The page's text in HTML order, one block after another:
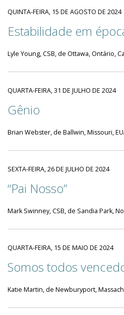
QUINTA-FEIRA, 15 DE AGOSTO DE 2024
Estabilidade em
Lyle Young, CSB, de Ottawa, Ontário,
QUARTA-FEIRA, 31 DE JULHO DE 2024
Gênio
Brian Webster, de Ballwin, Missouri,
SEXTA-FEIRA, 26 DE JULHO DE 2024
“Pai Nosso”
Mark Swinney, CSB, de Sandia Park,
QUARTA-FEIRA, 15 DE MAIO DE 2024
Somos todos
Katie Martin, de Newburyport,